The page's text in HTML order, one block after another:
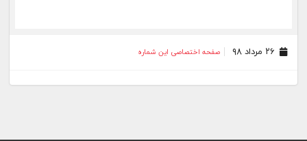
صفحه اختصاصی این شماره